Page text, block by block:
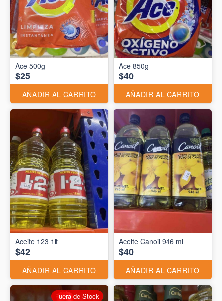
Ace 500g
$25
AÑADIR AL CARRITO
Ace 850g
$40
AÑADIR AL CARRITO
Aceite 123 1lt
$42
AÑADIR AL CARRITO
Aceite Canoil 946 ml
$40
AÑADIR AL CARRITO
Fuera de Stock